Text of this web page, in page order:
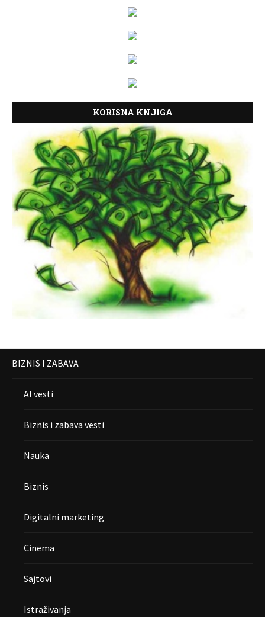
KORISNA KNJIGA
BIZNIS I ZABAVA
AI vesti
Biznis i zabava vesti
Nauka
Biznis
Digitalni marketing
Cinema
Sajtovi
Istraživanja